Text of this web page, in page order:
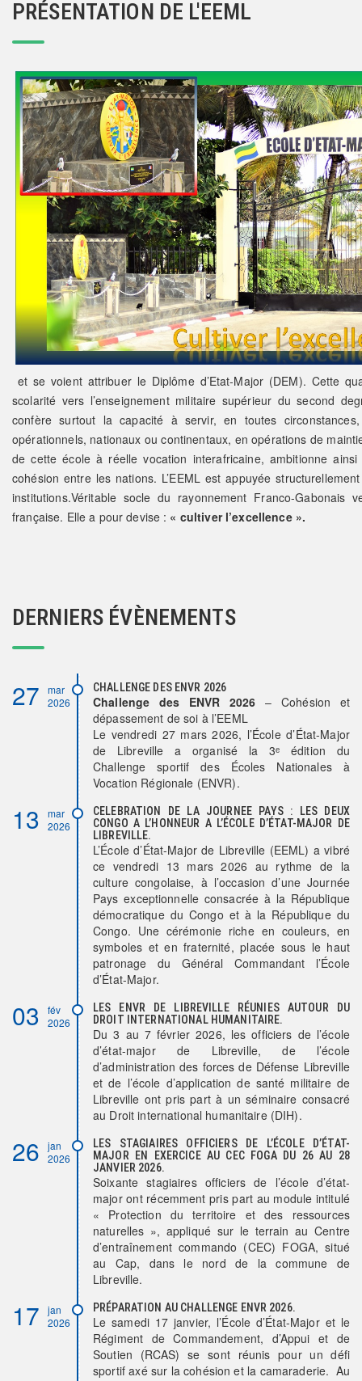
PRÉSENTATION DE L'EEML
et se voient attribuer le Diplôme d’Etat-Major (DEM). Cette
scolarité vers l’enseignement militaire supérieur du second
confère surtout la capacité à servir, en toutes
opérationnels, nationaux ou continentaux, en opérations de
de cette école à réelle vocation interafricaine, ambitionne
cohésion entre les nations. L’EEML est appuyée
institutions.Véritable socle du rayonnement Franco-
française. Elle a pour devise : « cultiver l’excellence ».
DERNIERS ÉVÈNEMENTS
CHALLENGE DES ENVR 2026
Challenge des ENVR 2026 – Cohésion et
dépassement de soi à l’EEML
Le vendredi 27 mars 2026, l’École d’État-Major
de Libreville a organisé la 3ᵉ édition du
Challenge sportif des Écoles Nationales à
Vocation Régionale (ENVR).
27
mar
2026
CELEBRATION DE LA JOURNEE PAYS : LES DEUX
CONGO A L’HONNEUR A L’ÉCOLE D’ÉTAT-MAJOR DE
LIBREVILLE.
L’École d’État-Major de Libreville (EEML) a vibré
ce vendredi 13 mars 2026 au rythme de la
culture congolaise, à l’occasion d’une Journée
Pays exceptionnelle consacrée à la République
démocratique du Congo et à la République du
Congo. Une cérémonie riche en couleurs, en
symboles et en fraternité, placée sous le haut
patronage du Général Commandant l’École
d’État-Major.
13
mar
2026
LES ENVR DE LIBREVILLE RÉUNIES AUTOUR DU
DROIT INTERNATIONAL HUMANITAIRE.
Du 3 au 7 février 2026, les officiers de l’école
d’état-major de Libreville, de l’école
d’administration des forces de Défense Libreville
et de l’école d’application de santé militaire de
Libreville ont pris part à un séminaire consacré
au Droit international humanitaire (DIH).
03
fév
2026
LES STAGIAIRES OFFICIERS DE L’ÉCOLE D’ÉTAT-
MAJOR EN EXERCICE AU CEC FOGA DU 26 AU 28
JANVIER 2026.
Soixante stagiaires officiers de l’école d’état-
major ont récemment pris part au module intitulé
« Protection du territoire et des ressources
naturelles », appliqué sur le terrain au Centre
d’entraînement commando (CEC) FOGA, situé
au Cap, dans le nord de la commune de
Libreville.
26
jan
2026
PRÉPARATION AU CHALLENGE ENVR 2026.
Le samedi 17 janvier, l’École d’État-Major et le
Régiment de Commandement, d’Appui et de
Soutien (RCAS) se sont réunis pour un défi
sportif axé sur la cohésion et la camaraderie. Au
17
jan
2026